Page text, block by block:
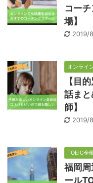
コー
場】
2019/
オンライ
【目
話ま
師】
2019/
TOEIC全
福岡
ール